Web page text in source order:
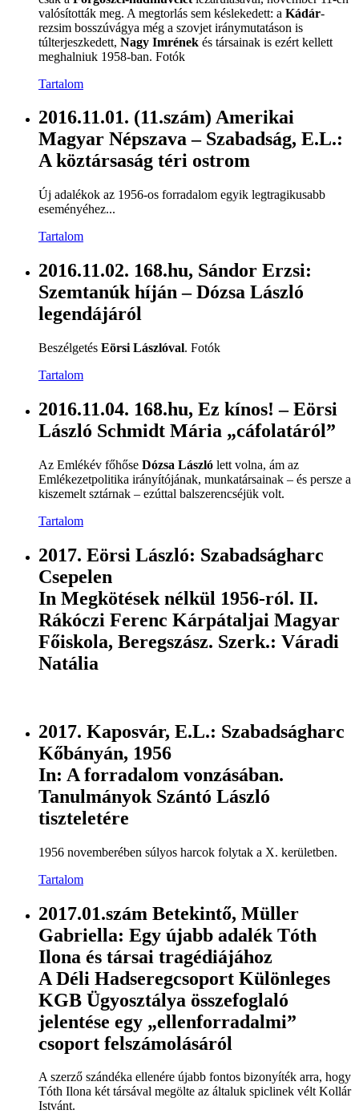
valósították meg. A megtorlás sem késlekedett: a Kádár-
rezsim bosszúvágya még a szovjet iránymutatáson is
túlterjeszkedett, Nagy Imrének és társainak is ezért kellett
meghalniuk 1958-ban. Fotók
Tartalom
2016.11.01. (11.szám) Amerikai
Magyar Népszava – Szabadság, E.L.:
A köztársaság téri ostrom
Új adalékok az 1956-os forradalom egyik legtragikusabb
eseményéhez...
Tartalom
2016.11.02. 168.hu, Sándor Erzsi:
Szemtanúk híján – Dózsa László
legendájáról
Beszélgetés Eörsi Lászlóval. Fotók
Tartalom
2016.11.04. 168.hu, Ez kínos! – Eörsi
László Schmidt Mária „cáfolatáról”
Az Emlékév főhőse Dózsa László lett volna, ám az
Emlékezetpolitika irányítójának, munkatársainak – és persze a
kiszemelt sztárnak – ezúttal balszerencséjük volt.
Tartalom
2017. Eörsi László: Szabadságharc
Csepelen
In Megkötések nélkül 1956-ról. II.
Rákóczi Ferenc Kárpátaljai Magyar
Főiskola, Beregszász. Szerk.: Váradi
Natália
2017. Kaposvár, E.L.: Szabadságharc
Kőbányán, 1956
In: A forradalom vonzásában.
Tanulmányok Szántó László
tiszteletére
1956 novemberében súlyos harcok folytak a X. kerületben.
Tartalom
2017.01.szám Betekintő, Müller
Gabriella: Egy újabb adalék Tóth
Ilona és társai tragédiájához
A Déli Hadseregcsoport Különleges
KGB Ügyosztálya összefoglaló
jelentése egy „ellenforradalmi”
csoport felszámolásáról
A szerző szándéka ellenére újabb fontos bizonyíték arra, hogy
Tóth Ilona két társával megölte az általuk spiclinek vélt Kollár
Istvánt.